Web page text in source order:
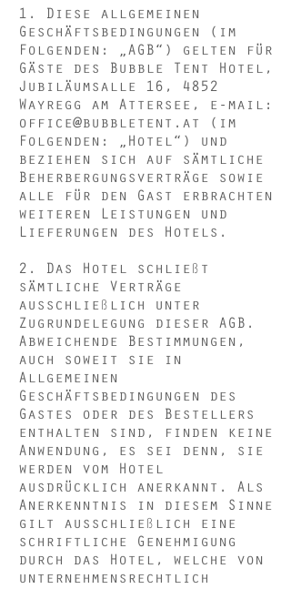
1. Diese allgemeinen
Geschäftsbedingungen (im
Folgenden: „AGB“) gelten für
Gäste des Bubble Tent Hotel,
Jubiläumsalle 16, 4852
Wayregg am Attersee, e-mail:
office@bubbletent.at
(im
Folgenden: „Hotel“) und
beziehen sich auf sämtliche
Beherbergungsverträge sowie
alle für den Gast erbrachten
weiteren Leistungen und
Lieferungen des Hotels.
2. Das Hotel schließt
sämtliche Verträge
ausschließlich unter
Zugrundelegung dieser AGB.
Abweichende Bestimmungen,
auch soweit sie in
Allgemeinen
Geschäftsbedingungen des
Gastes oder des Bestellers
enthalten sind, finden keine
Anwendung, es sei denn, sie
werden vom Hotel
ausdrücklich anerkannt. Als
Anerkenntnis in diesem Sinne
gilt ausschließlich eine
schriftliche Genehmigung
durch das Hotel, welche von
unternehmensrechtlich